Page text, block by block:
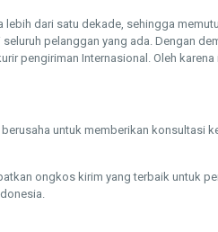
dari satu dekade, sehingga
pelanggan yang ada. Dengan
pengiriman Internasional. Oleh
untuk memberikan konsultasi
ongkos kirim yang terbaik untuk